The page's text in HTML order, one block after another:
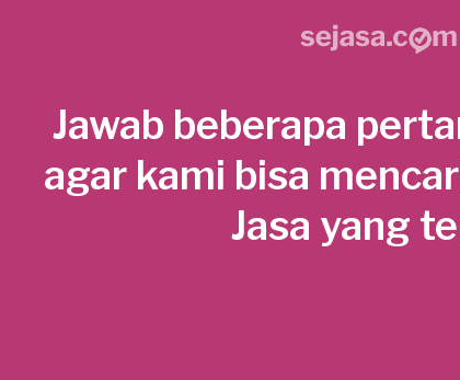
Jawab beberapa
agar kami bisa
Jasa yang